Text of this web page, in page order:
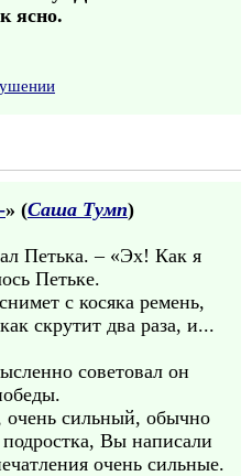
ясно.
» (Саша Тумп)
Петька. – «Эх! Как я
Петьке.
с косяка ремень,
скрутит два раза, и...
советовал он
очень сильный, обычно
Вы написали
очень сильные.